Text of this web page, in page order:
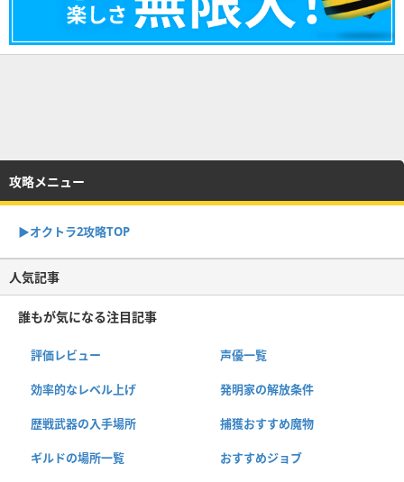
攻略メニュー
▶︎オクトラ2攻略TOP
人気記事
誰もが気になる注目記事
評価レビュー 声優一覧
効率的なレベル上げ 発明家の解放条件
歴戦武器の入手場所 捕獲おすすめ魔物
ギルドの場所一覧 おすすめジョブ